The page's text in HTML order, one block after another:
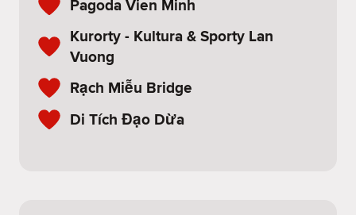
Pagoda Vien Minh
Kurorty - Kultura & Sporty Lan
Vuong
Rạch Miễu Bridge
Di Tích Đạo Dừa